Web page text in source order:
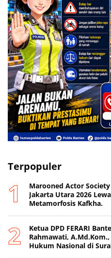
Terpopuler
Marooned Actor
Jakarta Utara 2026
Metamorfosis Kafkha.
Ketua DPD FERARI
Rahmawati,
Hukum Nasional di